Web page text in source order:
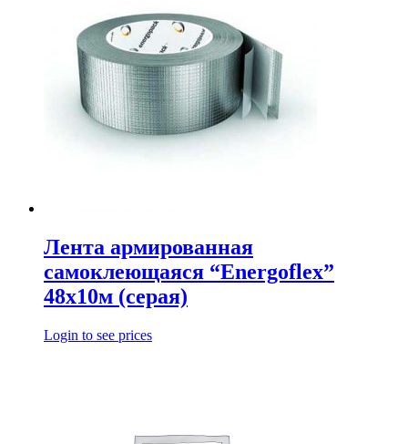
Лента армированная
самоклеющаяся “Energoflex”
48х10м (серая)
Login to see prices